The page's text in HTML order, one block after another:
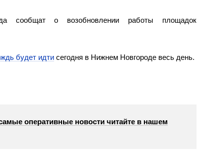
сообщат о возобновлении работы площадок
будет идти сегодня в Нижнем Новгороде весь день.
оперативные новости читайте в нашем